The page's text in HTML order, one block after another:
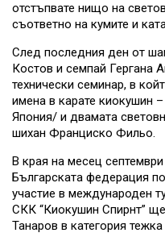
отстъпвате нищо на
съответно на кумите и
След последния ден от
Костов и семпай Гергана
технически семинар, в
имена в карате киокушин
Япония/ и двамата
шихан Франциско Фильо.
В края на месец
Българската федерация
участие в международен
СКК “Киокушин Спирнт”
Танаров в категория